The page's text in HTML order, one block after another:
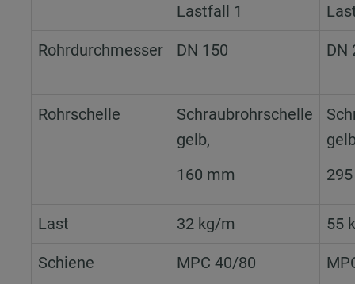
Lastfall 1
Rohrdurchmesser DN 150 DN
Rohrschelle
Schraubrohrschelle
gelb,
160 mm
Last 32 kg/m 55
Schiene MPC 40/80